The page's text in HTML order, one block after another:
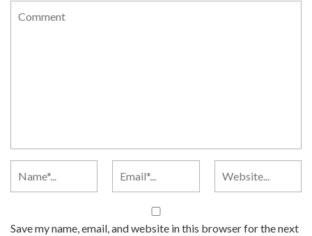
Save my name, email, and website in this browser for the next